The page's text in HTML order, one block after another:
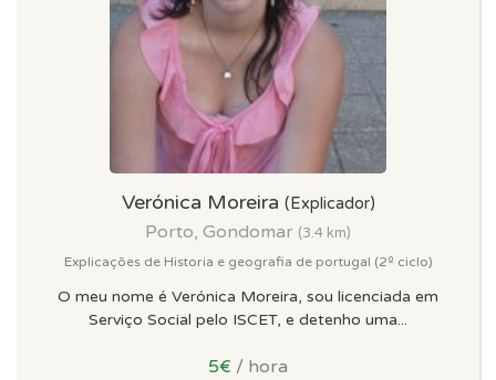
Verónica Moreira (Explicador)
Porto, Gondomar (3.4 km)
Explicações de Historia e geografia de portugal (2º ciclo)
O meu nome é Verónica Moreira, sou licenciada em
Serviço Social pelo ISCET, e detenho uma...
5€ / hora